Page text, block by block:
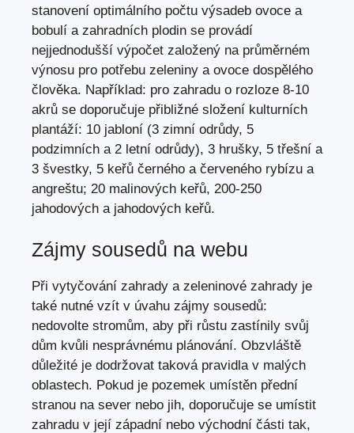
stanovení optimálního počtu výsadeb ovoce a
bobulí a zahradních plodin se provádí
nejjednodušší výpočet založený na průměrném
výnosu pro potřebu zeleniny a ovoce dospělého
člověka. Například: pro zahradu o rozloze 8-10
akrů se doporučuje přibližné složení kulturních
plantáží: 10 jabloní (3 zimní odrůdy, 5
podzimních a 2 letní odrůdy), 3 hrušky, 5 třešní a
3 švestky, 5 keřů černého a červeného rybízu a
angreštu; 20 malinových keřů, 200-250
jahodových a jahodových keřů.
Zájmy sousedů na webu
Při vytyčování zahrady a zeleninové zahrady je
také nutné vzít v úvahu zájmy sousedů:
nedovolte stromům, aby při růstu zastínily svůj
dům kvůli nesprávnému plánování. Obzvláště
důležité je dodržovat taková pravidla v malých
oblastech. Pokud je pozemek umístěn přední
stranou na sever nebo jih, doporučuje se umístit
zahradu v její západní nebo východní části tak,